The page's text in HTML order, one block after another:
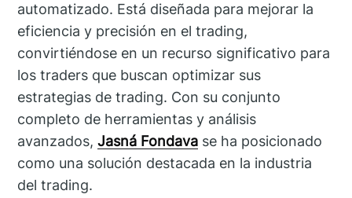
automatizado. Está diseñada para mejorar la
eficiencia y precisión en el trading,
convirtiéndose en un recurso significativo para
los traders que buscan optimizar sus
estrategias de trading. Con su conjunto
completo de herramientas y análisis
avanzados,Jasná Fondava se ha posicionado
como una solución destacada en la industria
del trading.